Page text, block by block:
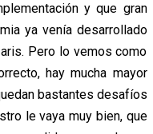
y que gran
ya venía desarrollado
Pero lo vemos como
hay mucha mayor
bastantes desafíos
le vaya muy bien, que